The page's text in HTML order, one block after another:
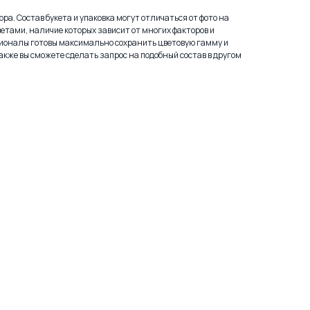
Состав букета и упаковка могут отличаться от фото на
наличие которых зависит от многих факторов и
готовы максимально сохранить цветовую гамму и
вы сможете сделать запрос на подобный состав в другом